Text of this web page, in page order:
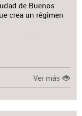
de Buenos
crea un régimen
Ver más